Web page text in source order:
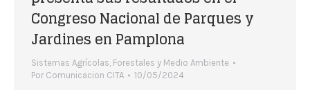
Congreso Nacional de Parques y
Jardines en Pamplona
Sistemas Agrícolas, Forestales y Medio Ambiente
Por Comunicacion CITA 10/05/2024